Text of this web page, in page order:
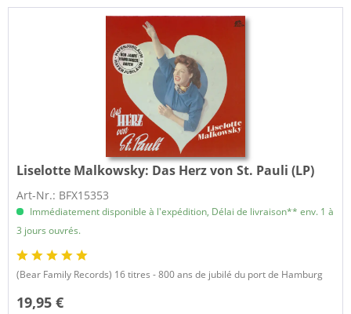
Liselotte Malkowsky: Das Herz von St. Pauli (LP)
Art-Nr.: BFX15353
Immédiatement disponible à l'expédition, Délai de livraison** env. 1 à
3 jours ouvrés.
(Bear Family Records) 16 titres - 800 ans de jubilé du port de Hamburg
19,95 €